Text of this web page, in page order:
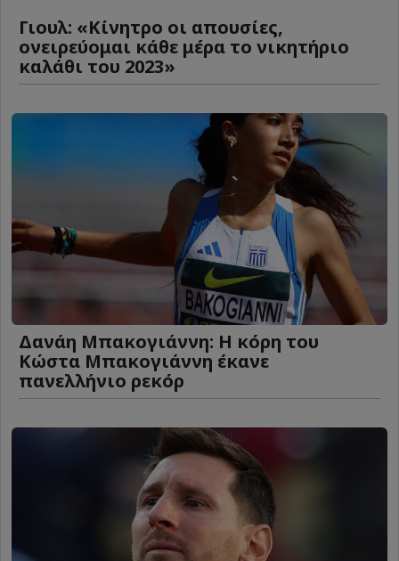
Γιουλ: «Κίνητρο οι απουσίες,
ονειρεύομαι κάθε μέρα το νικητήριο
καλάθι του 2023»
Δανάη Μπακογιάννη: Η κόρη του
Κώστα Μπακογιάννη έκανε
πανελλήνιο ρεκόρ